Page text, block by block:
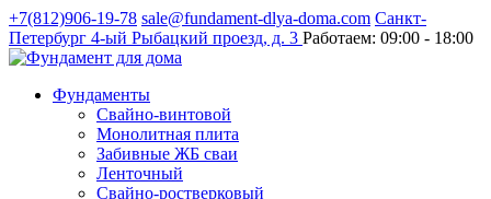
+7(812)906-19-78 sale@fundament-dlya-doma.com Санкт-
Петербург 4-ый Рыбацкий проезд, д. 3 Работаем: 09:00 - 18:00
Фундаменты
Свайно-винтовой
Монолитная плита
Забивные ЖБ сваи
Ленточный
Свайно-ростверковый